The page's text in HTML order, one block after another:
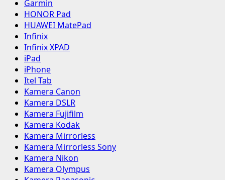
Garmin
HONOR Pad
HUAWEI MatePad
Infinix
Infinix XPAD
iPad
iPhone
Itel Tab
Kamera Canon
Kamera DSLR
Kamera Fujifilm
Kamera Kodak
Kamera Mirrorless
Kamera Mirrorless Sony
Kamera Nikon
Kamera Olympus